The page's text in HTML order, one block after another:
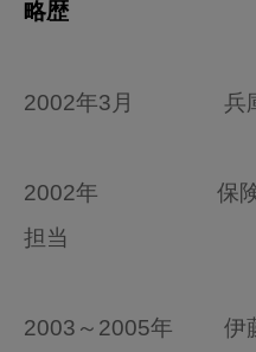
略歴
2002年3月 兵庫歯
2002年 保険技
担当
2003～2005年 伊藤